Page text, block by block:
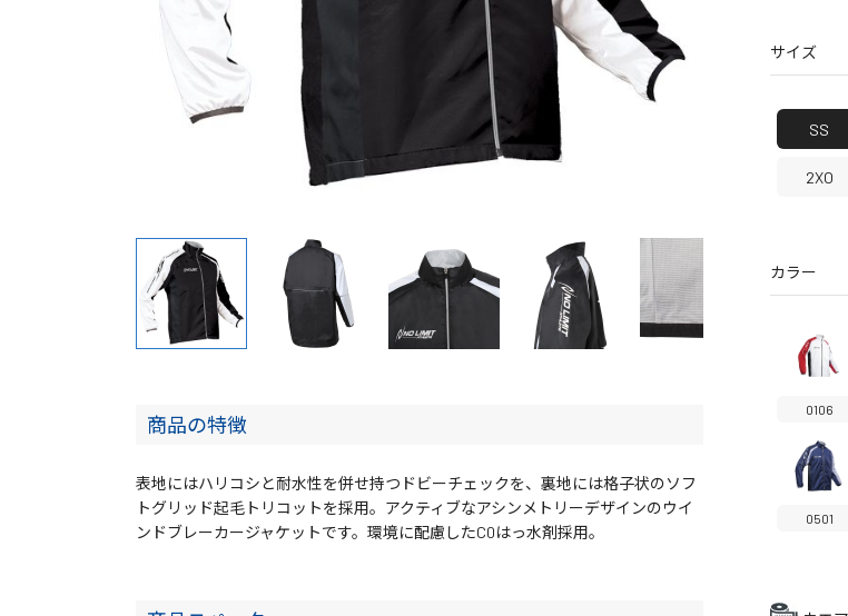
商品の特徴
表地にはハリコシと耐水性を併せ持つドビーチェックを、裏地には格子状のソフ
トグリッド起毛トリコットを採用。アクティブなアシンメトリーデザインのウイ
ンドブレーカージャケットです。環境に配慮したC0はっ水剤採用。
サイズ
SS
2XO
カラー
0106
0501